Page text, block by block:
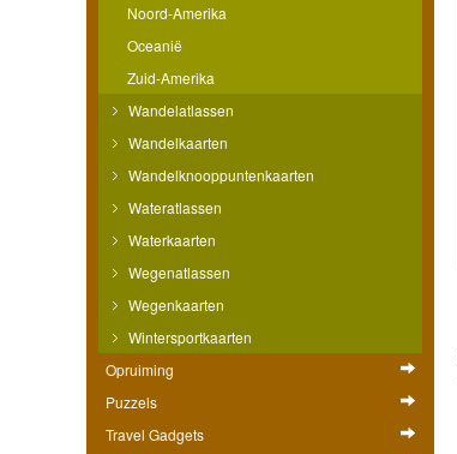
Noord-Amerika
Oceanië
Zuid-Amerika
Wandelatlassen
Wandelkaarten
Wandelknooppuntenkaarten
Wateratlassen
Waterkaarten
Wegenatlassen
Wegenkaarten
Wintersportkaarten
Opruiming
Puzzels
Travel Gadgets